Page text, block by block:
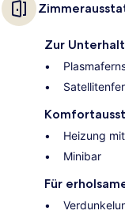
Zur
Heizung
Minibar
Für